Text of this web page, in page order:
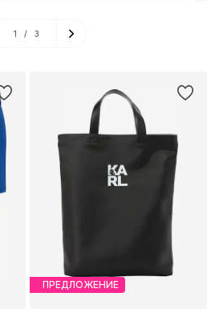
ПРЕДЛОЖЕНИЕ
1 / 3